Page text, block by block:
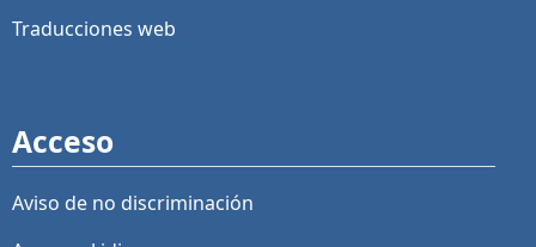
Traducciones web
Acceso
Aviso de no discriminación